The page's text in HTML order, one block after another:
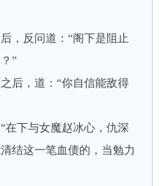
反问道：“阁下是阻止
”
，道：“你自信能敌得
下与女魔赵冰心，仇深
结这一笔血债的，当勉力